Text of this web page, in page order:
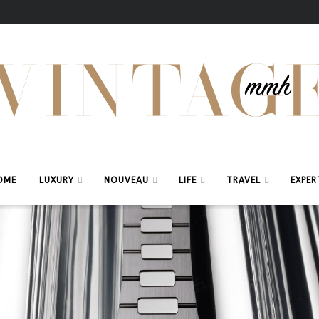
LUXURY NOUVEAU LIFE TRAVEL